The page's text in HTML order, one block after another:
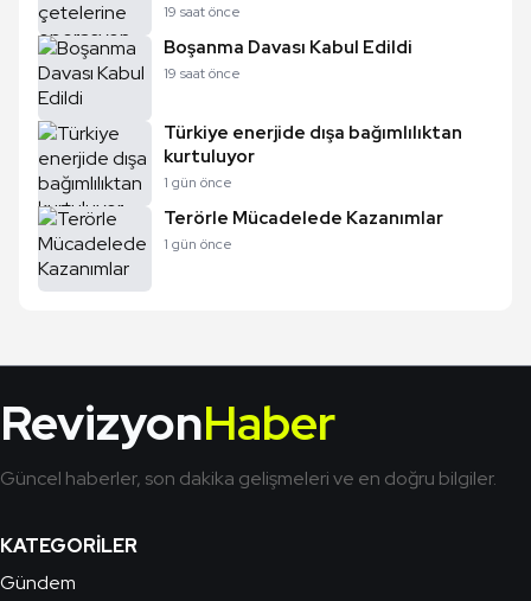
19 saat önce
Boşanma Davası Kabul Edildi
19 saat önce
Türkiye enerjide dışa bağımlılıktan
kurtuluyor
1 gün önce
Terörle Mücadelede Kazanımlar
1 gün önce
RevizyonHaber
Güncel haberler, son dakika gelişmeleri ve en doğru bilgiler.
KATEGORILER
Gündem